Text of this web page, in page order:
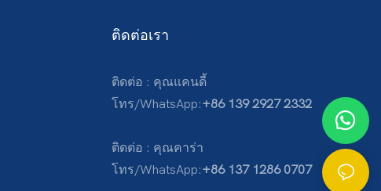
ติดต่อเรา
ติดต่อ : คุณแคนดี้
โทร/WhatsApp:+86 139 2927 2332
ติดต่อ : คุณคาร่า
โทร/WhatsApp:+86 137 1286 0707